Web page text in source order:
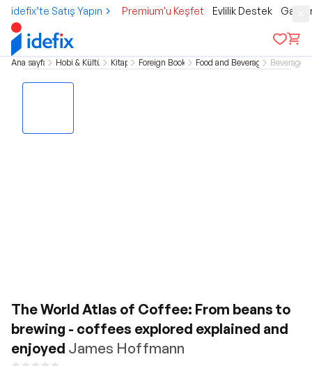
idefix’te Satış Yapın Premium'u Keşfet Evlilik Destek
Ana sayfa Hobi & Kültür Kitap Foreign Books Food and Beverage Beverage
The World Atlas of Coffee: From beans to
brewing - coffees explored explained and
enjoyed James Hoffmann